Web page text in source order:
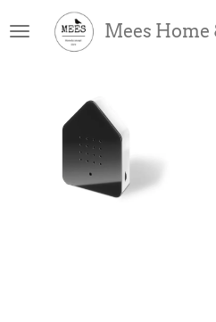
direct
hoofdinhoud
Mees Home